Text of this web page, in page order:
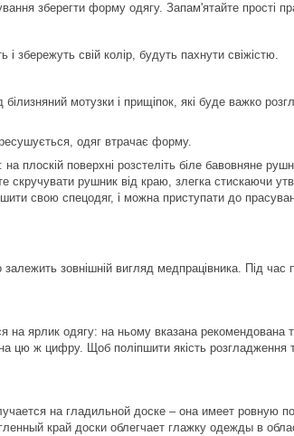
зберегти форму одягу. Запам'ятайте прості
і збережуть свій колір, будуть пахнути свіжістю.
білизняний мотузки і прищіпок, які буде важко
одяг втрачає форму.
плоскій поверхні розстеліть біле бавовняне
скручувати рушник від краю, злегка стискаючи
свою спецодяг, і можна приступати до
зовнішній вигляд медпрацівника. Під час
на ярлик одягу: на ньому вказана рекомендована
цю ж цифру. Щоб поліпшити якість розгладження
на гладильной доске – она имеет ровную
край доски облегчает глажку одежды в